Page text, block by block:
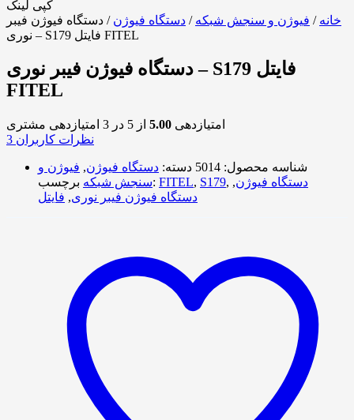
کپی لینک
خانه / فیوژن و سنجش شبکه / دستگاه فیوژن / دستگاه فیوژن فیبر
نوری – S179 فایتل FITEL
دستگاه فیوژن فیبر نوری – S179 فایتل
FITEL
امتیازدهی 5.00 از 5 در 3 امتیازدهی مشتری
3 نظرات کاربران
شناسه محصول: 5014 دسته: دستگاه فیوژن, فیوژن و
سنجش شبکهبرچسب: FITEL, S179, دستگاه فیوژن,
دستگاه فیوژن فیبر نوری, فایتل